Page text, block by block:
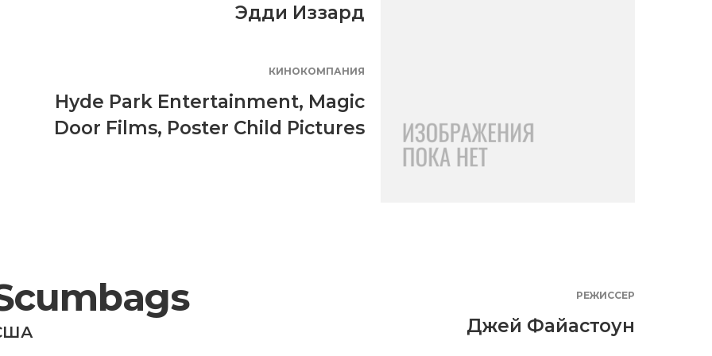
Эдди Иззард
КИНОКОМПАНИЯ
Hyde Park Entertainment, Magic
Door Films, Poster Child Pictures
РЕЖИССЕР
Джей Файастоун